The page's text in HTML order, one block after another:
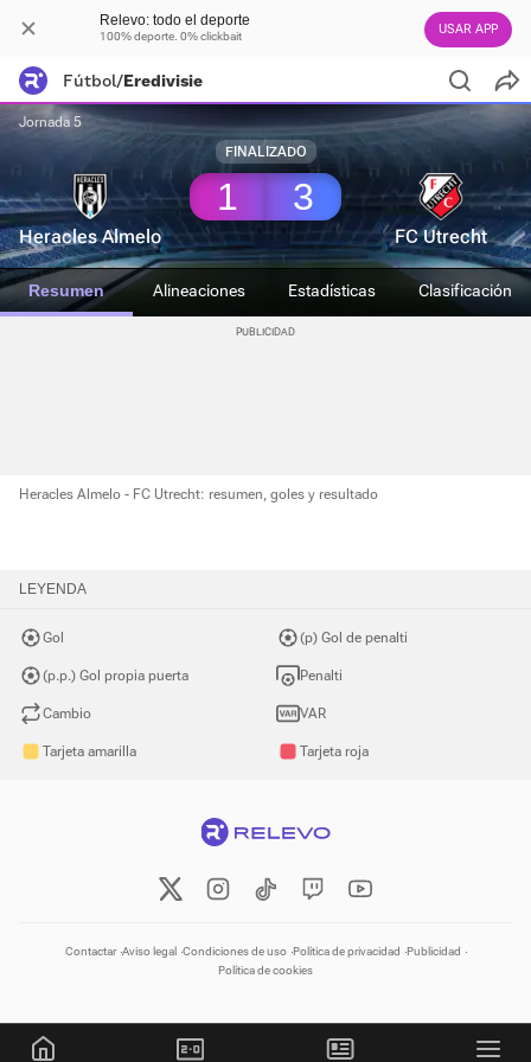
Relevo: todo el deporte
100% deporte. 0% clickbait USAR APP
Fútbol/Eredivisie
Jornada 5
FINALIZADO
Heracles Almelo
1 3
FC Utrecht
Resumen Alineaciones Estadísticas Clasificación
Heracles Almelo - FC Utrecht: resumen, goles y resultado
LEYENDA
Gol
(p.p.) Gol propia puerta
Cambio
Tarjeta amarilla
(p) Gol de penalti
Penalti
VAR
Tarjeta roja
Contactar Aviso legal Condiciones de uso Política de privacidad Publicidad
Política de cookies